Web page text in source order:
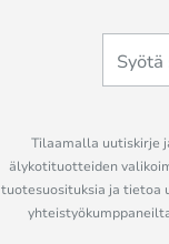
Tilaamalla uutiskirje
älykotituotteiden
tuotesuosituksia ja tietoa